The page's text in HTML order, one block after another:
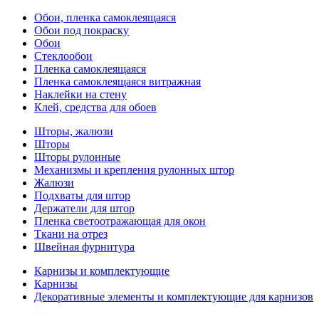
Обои, пленка самоклеящаяся
Обои под покраску
Обои
Стеклообои
Пленка самоклеящаяся
Пленка самоклеящаяся витражная
Наклейки на стену
Клей, средства для обоев
Шторы, жалюзи
Шторы
Шторы рулонные
Механизмы и крепления рулонных штор
Жалюзи
Подхваты для штор
Держатели для штор
Пленка светоотражающая для окон
Ткани на отрез
Швейная фурнитура
Карнизы и комплектующие
Карнизы
Декоративные элементы и комплектующие для карнизов